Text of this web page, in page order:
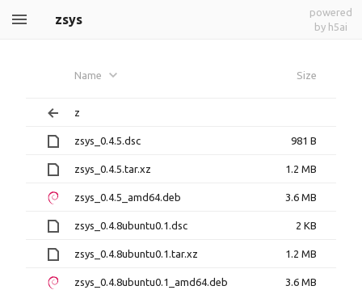
zsys
powered
by h5ai
Name Size
z
zsys_0.4.5.dsc 981 B
zsys_0.4.5.tar.xz 1.2 MB
zsys_0.4.5_amd64.deb 3.6 MB
zsys_0.4.8ubuntu0.1.dsc 2 KB
zsys_0.4.8ubuntu0.1.tar.xz 1.2 MB
zsys_0.4.8ubuntu0.1_amd64.deb 3.6 MB